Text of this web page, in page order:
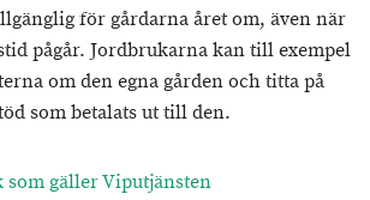
för gårdarna året om, även när
pågår. Jordbrukarna kan till exempel
om den egna gården och titta på
som betalats ut till den.
gäller Viputjänsten